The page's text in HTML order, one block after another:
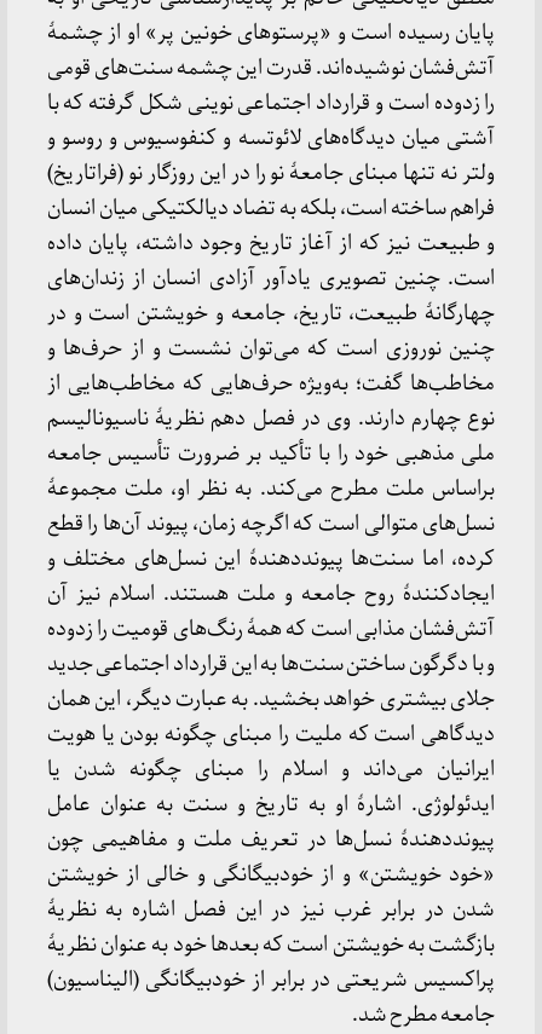
پایان رسیده است و «پرستوهای خونین پر» او از چشمهٔ
آتش‌فشان نوشیده‌اند. قدرت این چشمه سنت‌های قومی
را زدوده است و قرارداد اجتماعی نوینی شکل گرفته که با
آشتی میان دیدگاه‌های لائوتسه و کنفوسیوس و روسو و
ولتر نه تنها مبنای جامعهٔ نو را در این روزگار نو (فراتاریخ)
فراهم ساخته است، بلکه به تضاد دیالکتیکی میان انسان
و طبیعت نیز که از آغاز تاریخ وجود داشته، پایان داده
است. چنین تصویری یادآور آزادی انسان از زندان‌های
چهارگانهٔ طبیعت، تاریخ، جامعه و خویشتن است و در
چنین نوروزی است که می‌توان نشست و از حرف‌ها و
مخاطب‌ها گفت؛ به‌ویژه حرف‌هایی که مخاطب‌هایی از
نوع چهارم دارند. وی در فصل دهم نظریهٔ ناسیونالیسم
ملی مذهبی خود را با تأکید بر ضرورت تأسیس جامعه
براساس ملت مطرح می‌کند. به نظر او، ملت مجموعهٔ
نسل‌های متوالی است که اگرچه زمان، پیوند آن‌ها را قطع
کرده، اما سنت‌ها پیونددهندهٔ این نسل‌های مختلف و
ایجادکنندهٔ روح جامعه و ملت هستند. اسلام نیز آن
آتش‌فشان مذابی است که همهٔ رنگ‌های قومیت را زدوده
و با دگرگون ساختن سنت‌ها به این قرارداد اجتماعی جدید
جلای بیشتری خواهد بخشید. به عبارت دیگر، این همان
دیدگاهی است که ملیت را مبنای چگونه بودن یا هویت
ایرانیان می‌داند و اسلام را مبنای چگونه شدن یا
ایدئولوژی. اشارهٔ او به تاریخ و سنت به عنوان عامل
پیونددهندهٔ نسل‌ها در تعریف ملت و مفاهیمی چون
«خود خویشتن» و از خودبیگانگی و خالی از خویشتن
شدن در برابر غرب نیز در این فصل اشاره به نظریهٔ
بازگشت به خویشتن است که بعدها خود به عنوان نظریهٔ
پراکسیس شریعتی در برابر از خودبیگانگی (الیناسیون)
جامعه مطرح شد.